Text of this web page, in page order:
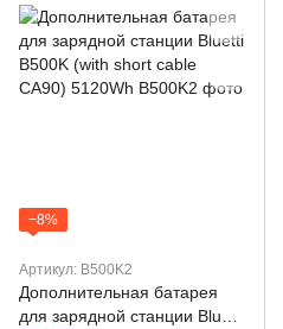
−8%
Артикул: B500K2
Дополнительная батарея
для зарядной станции Bluetti